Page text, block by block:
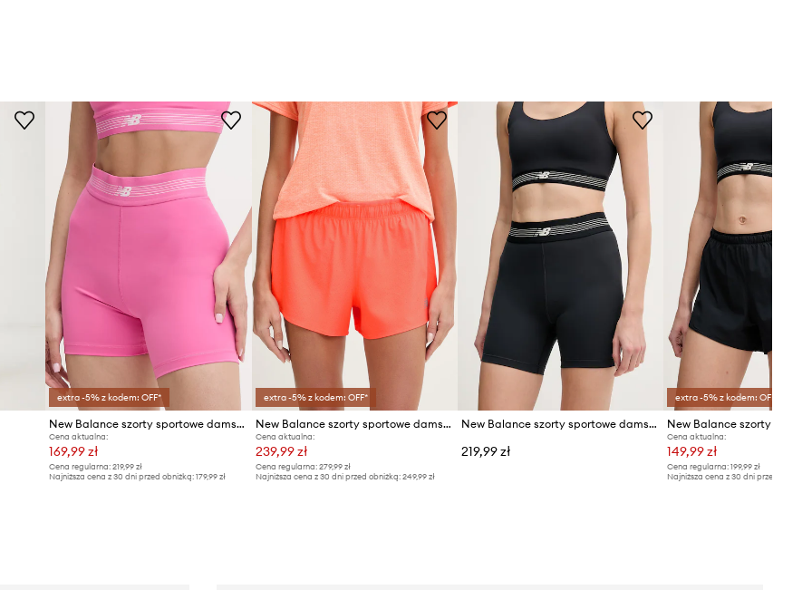
extra -5% z kodem: OFF*
New Balance szorty sportowe damskie Fitted Short 5
Cena aktualna:
169,99 zł
Cena regularna: 219,99 zł
Najniższa cena z 30 dni przed obniżką: 179,99 zł
extra -5% z kodem: OFF*
New Balance szorty sportowe damskie
Cena aktualna:
239,99 zł
Cena regularna: 279,99 zł
Najniższa cena z 30 dni przed obniżką: 249,99 zł
New Balance szorty sportowe damskie Fitted Short 5
219,99 zł
extra -5% z kodem: OFF*
Cena aktualna:
149,99 zł
Cena regularna: 199,99 zł
Najniższa cena z 30 dni przed obniżką: